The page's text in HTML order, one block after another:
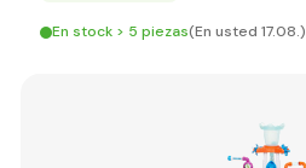
En stock > 5 piezas(En usted 17.08.)